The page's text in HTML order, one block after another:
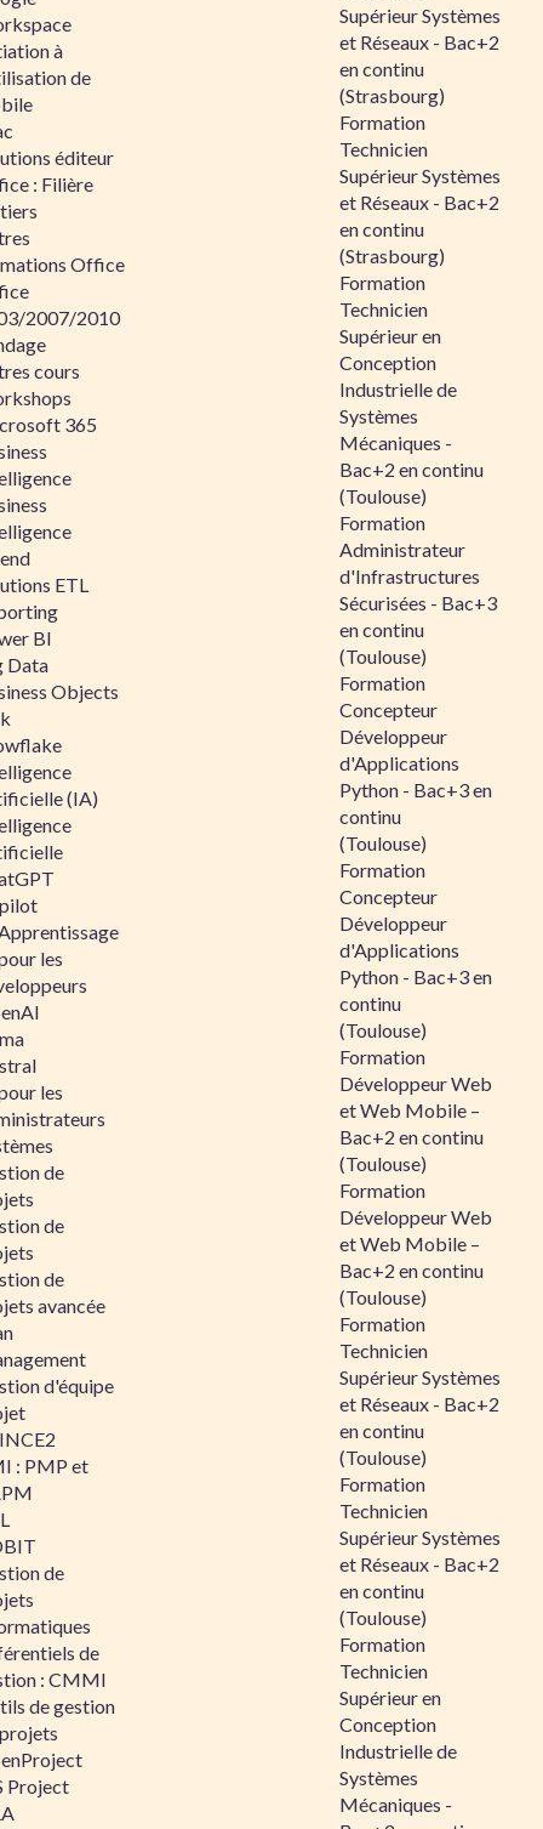
à
de
éditeur
: Filière
Office
2007/2010
cours
365
ETL
BI
Data
Objects
(IA)
les
les
de
de
de
avancée
d'équipe
: PMP et
de
de
: CMMI
de gestion
Project
Supérieur Systèmes
et Réseaux - Bac+2
en continu
(Strasbourg)
Formation
Technicien
Supérieur Systèmes
et Réseaux - Bac+2
en continu
(Strasbourg)
Formation
Technicien
Supérieur en
Conception
Industrielle de
Systèmes
Mécaniques -
Bac+2 en continu
(Toulouse)
Formation
Administrateur
d'Infrastructures
Sécurisées - Bac+3
en continu
(Toulouse)
Formation
Concepteur
Développeur
d'Applications
Python - Bac+3 en
continu
(Toulouse)
Formation
Concepteur
Développeur
d'Applications
Python - Bac+3 en
continu
(Toulouse)
Formation
Développeur Web
et Web Mobile –
Bac+2 en continu
(Toulouse)
Formation
Développeur Web
et Web Mobile –
Bac+2 en continu
(Toulouse)
Formation
Technicien
Supérieur Systèmes
et Réseaux - Bac+2
en continu
(Toulouse)
Formation
Technicien
Supérieur Systèmes
et Réseaux - Bac+2
en continu
(Toulouse)
Formation
Technicien
Supérieur en
Conception
Industrielle de
Systèmes
Mécaniques -